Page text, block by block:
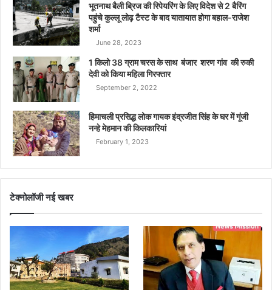
भूतनाथ बैली ब्रिज की रिपेयरिंग के लिए विदेश से 2 बैरिंग
पहुंचे कुल्लू लोढ़ टैस्ट के बाद यातायात होगा बहाल-राजेश
शर्मा
June 28, 2023
1 किलो 38 ग्राम चरस के साथ बंजार शरण गांव की रुकी
देवी को किया महिला गिरफ्तार
September 2, 2022
हिमाचली प्रसिद्ध लोक गायक इंद्रजीत सिंह के घर में गूंजी
नन्हे मेहमान की किलकारियां
February 1, 2023
टेक्नोलॉजी नई खबर